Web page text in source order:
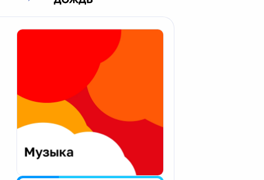
Апатиты
Екатеринбург
Калининград
Калуга